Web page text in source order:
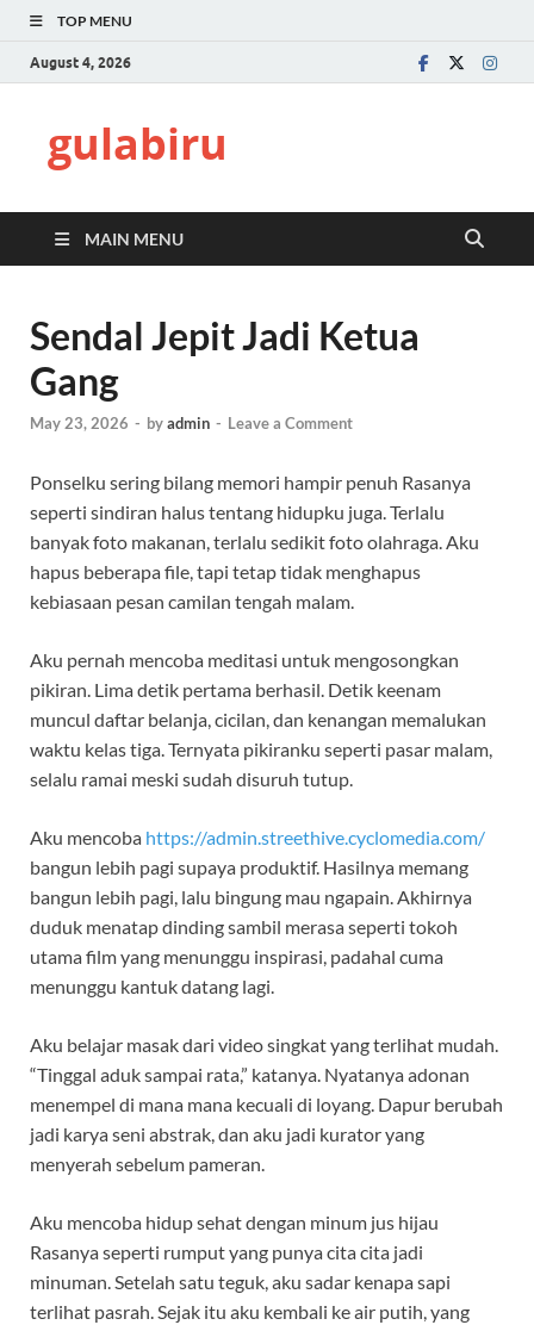
TOP MENU
August 4, 2026
gulabiru
MAIN MENU
Sendal Jepit Jadi Ketua
Gang
May 23, 2026 - byadmin - Leave a Comment
Ponselku sering bilang memori hampir penuh Rasanya
seperti sindiran halus tentang hidupku juga. Terlalu
banyak foto makanan, terlalu sedikit foto olahraga. Aku
hapus beberapa file, tapi tetap tidak menghapus
kebiasaan pesan camilan tengah malam.
Aku pernah mencoba meditasi untuk mengosongkan
pikiran. Lima detik pertama berhasil. Detik keenam
muncul daftar belanja, cicilan, dan kenangan memalukan
waktu kelas tiga. Ternyata pikiranku seperti pasar malam,
selalu ramai meski sudah disuruh tutup.
Aku mencoba https://admin.streethive.cyclomedia.com/
bangun lebih pagi supaya produktif. Hasilnya memang
bangun lebih pagi, lalu bingung mau ngapain. Akhirnya
duduk menatap dinding sambil merasa seperti tokoh
utama film yang menunggu inspirasi, padahal cuma
menunggu kantuk datang lagi.
Aku belajar masak dari video singkat yang terlihat mudah.
“Tinggal aduk sampai rata,” katanya. Nyatanya adonan
menempel di mana mana kecuali di loyang. Dapur berubah
jadi karya seni abstrak, dan aku jadi kurator yang
menyerah sebelum pameran.
Aku mencoba hidup sehat dengan minum jus hijau
Rasanya seperti rumput yang punya cita cita jadi
minuman. Setelah satu teguk, aku sadar kenapa sapi
terlihat pasrah. Sejak itu aku kembali ke air putih, yang